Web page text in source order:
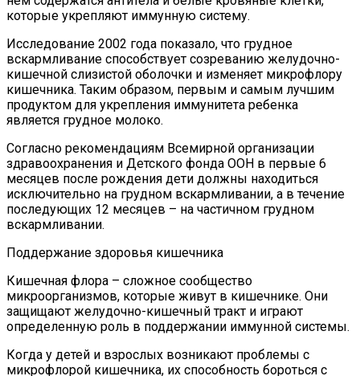
которые укрепляют иммунную систему.
Исследование 2002 года показало, что грудное
вскармливание способствует созреванию желудочно-
кишечной слизистой оболочки и изменяет микрофлору
кишечника. Таким образом, первым и самым лучшим
продуктом для укрепления иммунитета ребенка
является грудное молоко.
Согласно рекомендациям Всемирной организации
здравоохранения и Детского фонда ООН в первые 6
месяцев после рождения дети должны находиться
исключительно на грудном вскармливании, а в течение
последующих 12 месяцев – на частичном грудном
вскармливании.
Поддержание здоровья кишечника
Кишечная флора – сложное сообщество
микроорганизмов, которые живут в кишечнике. Они
защищают желудочно-кишечный тракт и играют
определенную роль в поддержании иммунной системы.
Когда у детей и взрослых возникают проблемы с
микрофлорой кишечника, их способность бороться с